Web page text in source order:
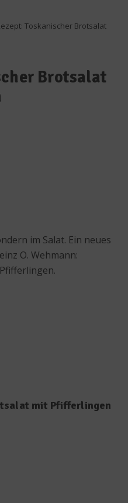
Toskanischer Brotsalat
Brotsalat
im Salat. Ein neues
O. Wehmann:
mit Pfifferlingen